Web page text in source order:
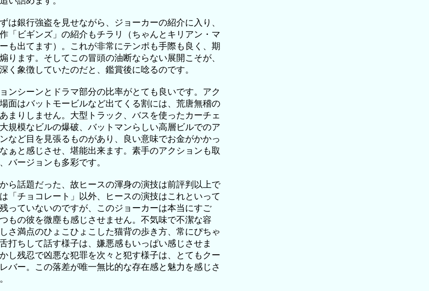
は銀行強盗を見せながら、ジョーカーの紹介に入り、
「ビギンズ」の紹介もチラリ（ちゃんとキリアン・マ
も出てます）。これが非常にテンポも手際も良く、期
ります。そしてこの冒頭の油断ならない展開こそが、
く象徴していたのだと、鑑賞後に唸るのです。
ンシーンとドラマ部分の比率がとても良いです。アク
面はバットモービルなど出てくる割には、荒唐無稽の
まりしません。大型トラック、バスを使ったカーチェ
規模なビルの爆破、バットマンらしい高層ビルでのア
など目を見張るものがあり、良い意味でお金がかかっ
ぁと感じさせ、堪能出来ます。素手のアクションも取
バージョンも多彩です。
ら話題だった、故ヒースの渾身の演技は前評判以上で
「チョコレート」以外、ヒースの演技はこれといって
っていないのですが、このジョーカーは本当にすご
もの彼を微塵も感じさせません。不気味で不潔な容
さ満点のひょこひょこした猫背の歩き方、常にぴちゃ
打ちして話す様子は、嫌悪感もいっぱい感じさせま
し残忍で凶悪な犯罪を次々と犯す様子は、とてもクー
バー。この落差が唯一無比的な存在感と魅力を感じさ